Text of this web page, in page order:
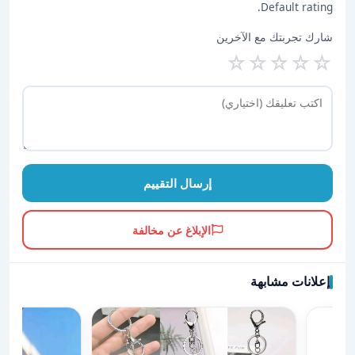
Default rating.
شارك تجربتك مع الآخرين
☆
☆
☆
☆
☆
إرسال التقييم
الإبلاغ عن مخالفة
إعلانات مشابهة